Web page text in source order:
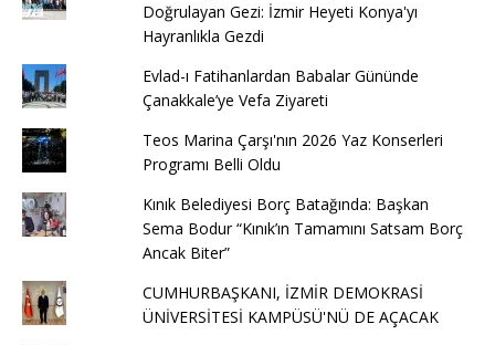
Doğrulayan Gezi: İzmir Heyeti Konya'yı
Hayranlıkla Gezdi
Evlad-ı Fatihanlardan Babalar Gününde
Çanakkale’ye Vefa Ziyareti
Teos Marina Çarşı'nın 2026 Yaz Konserleri
Programı Belli Oldu
Kınık Belediyesi Borç Batağında: Başkan
Sema Bodur “Kınık’ın Tamamını Satsam Borç
Ancak Biter”
CUMHURBAŞKANI, İZMİR DEMOKRASİ
ÜNİVERSİTESİ KAMPÜSÜ'NÜ DE AÇACAK